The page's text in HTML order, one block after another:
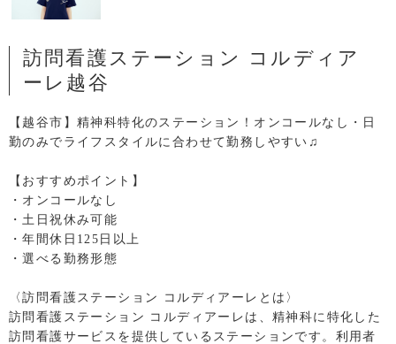
訪問看護ステーション コルディア
ーレ越谷
【越谷市】精神科特化のステーション！オンコールなし・日
勤のみでライフスタイルに合わせて勤務しやすい♫
【おすすめポイント】
・オンコールなし
・土日祝休み可能
・年間休日125日以上
・選べる勤務形態
〈訪問看護ステーション コルディアーレとは〉
訪問看護ステーション コルディアーレは、精神科に特化した
訪問看護サービスを提供しているステーションです。利用者